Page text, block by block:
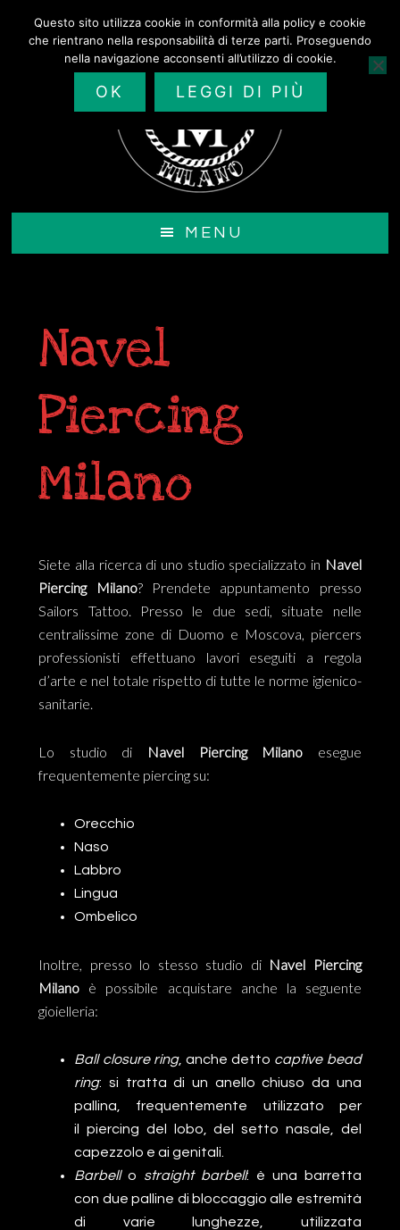
contenuto
MENU
Navel
Piercing
Milano
Siete alla ricerca di uno studio specializzato in Navel
Piercing Milano? Prendete appuntamento presso
Sailors Tattoo. Presso le due sedi, situate nelle
centralissime zone di Duomo e Moscova, piercers
professionisti effettuano lavori eseguiti a regola
d’arte e nel totale rispetto di tutte le norme igienico-
sanitarie.
Lo studio di Navel Piercing Milano esegue
frequentemente piercing su:
Orecchio
Naso
Labbro
Lingua
Ombelico
Inoltre, presso lo stesso studio di Navel Piercing
Milano è possibile acquistare anche la seguente
gioielleria:
Ball closure ring, anche detto captive bead
ring: si tratta di un anello chiuso da una
pallina, frequentemente utilizzato per
il piercing del lobo, del setto nasale, del
capezzolo e ai genitali.
Barbello straight barbell: è una barretta
con due palline di bloccaggio alle estremità
di varie lunghezze, utilizzata
Questo sito utilizza cookie in conformità alla policy e cookie
che rientrano nella responsabilità di terze parti. Proseguendo
nella navigazione acconsenti all’utilizzo di cookie.
OK LEGGI DI PIÙ